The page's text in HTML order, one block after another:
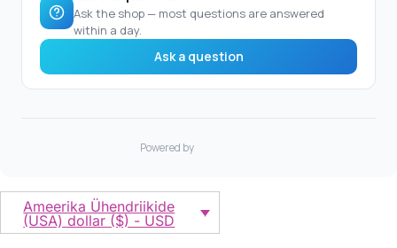
Ameerika Ühendriikide
(USA) dollar ($) - USD